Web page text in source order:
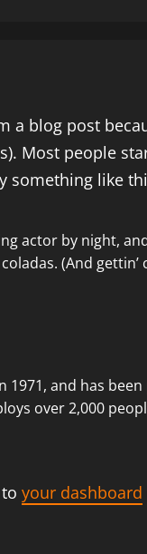
a blog post
Most people
something like
actor by night,
(And
1971, and has
over 2,000
your dashboard